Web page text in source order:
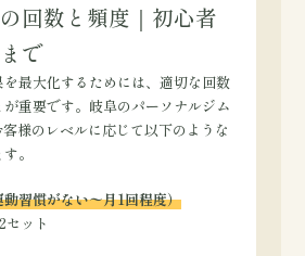
回数と頻度｜初心者
で
最大化するためには、適切な回数
が重要です。岐阜のパーソナルジム
様のレベルに応じて以下のような
。
習慣がない〜月1回程度）
ット